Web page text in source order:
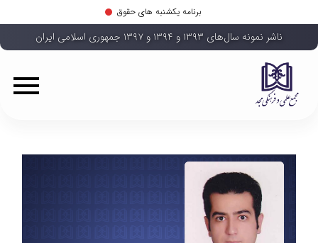
برنامه یکشنبه های حقوق
ناشر نمونه سال‌های ۱۳۹۳ و ۱۳۹۴ و ۱۳۹۷ جمهوری اسلامی ایران